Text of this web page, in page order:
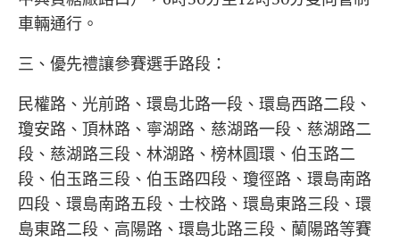
車輛通行。
三、優先禮讓參賽選手路段：
民權路、光前路、環島北路一段、環島西路二段、
瓊安路、頂林路、寧湖路、慈湖路一段、慈湖路二
段、慈湖路三段、林湖路、榜林圓環、伯玉路二
段、伯玉路三段、伯玉路四段、瓊徑路、環島南路
四段、環島南路五段、士校路、環島東路三段、環
島東路二段、高陽路、環島北路三段、蘭陽路等賽